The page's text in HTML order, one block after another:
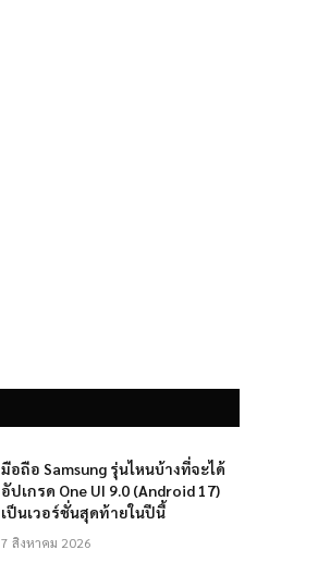
มือถือ Samsung รุ่นไหนบ้างที่จะได้
อัปเกรด One UI 9.0 (Android 17)
เป็นเวอร์ชั่นสุดท้ายในปีนี้
7 สิงหาคม 2026